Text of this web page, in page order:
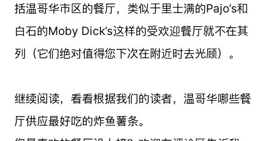
括温哥华市区的餐厅，类似于里士满的Pajo’s和
白石的Moby Dick’s这样的受欢迎餐厅就不在其
列（它们绝对值得您下次在附近时去光顾）。
继续阅读，看看根据我们的读者，温哥华哪些餐
厅供应最好吃的炸鱼薯条。